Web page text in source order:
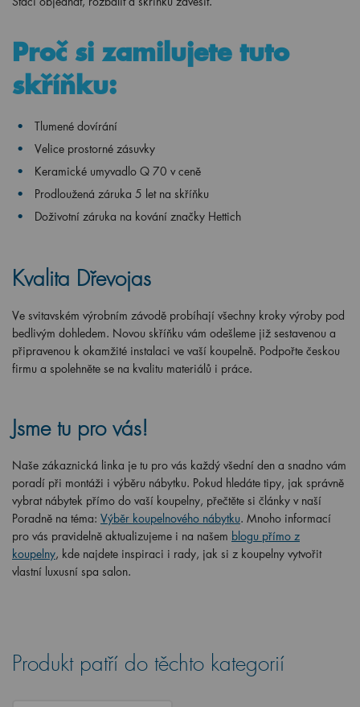
Proč si zamilujete tuto
skříňku:
Tlumené dovírání
Velice prostorné zásuvky
Keramické umyvadlo Q 70 v ceně
Prodloužená záruka 5 let na skříňku
Doživotní záruka na kování značky Hettich
Kvalita Dřevojas
Ve svitavském výrobním závodě probíhají všechny kroky výroby pod
bedlivým dohledem. Novou skříňku vám odešleme již sestavenou a
připravenou k okamžité instalaci ve vaší koupelně. Podpořte českou
firmu a spolehněte se na kvalitu materiálů i práce.
Jsme tu pro vás!
Naše zákaznická linka je tu pro vás každý všední den a snadno vám
poradí při montáži i výběru nábytku. Pokud hledáte tipy, jak správně
vybrat nábytek přímo do vaší koupelny, přečtěte si články v naší
Poradně na téma: Výběr koupelnového nábytku. Mnoho informací
pro vás pravidelně aktualizujeme i na našem blogu přímo z
koupelny, kde najdete inspiraci i rady, jak si z koupelny vytvořit
vlastní luxusní spa salon.
Produkt patří do těchto kategorií